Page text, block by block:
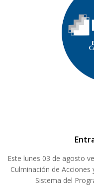
Este lunes 03 de agosto
Culminación de
Sistema del